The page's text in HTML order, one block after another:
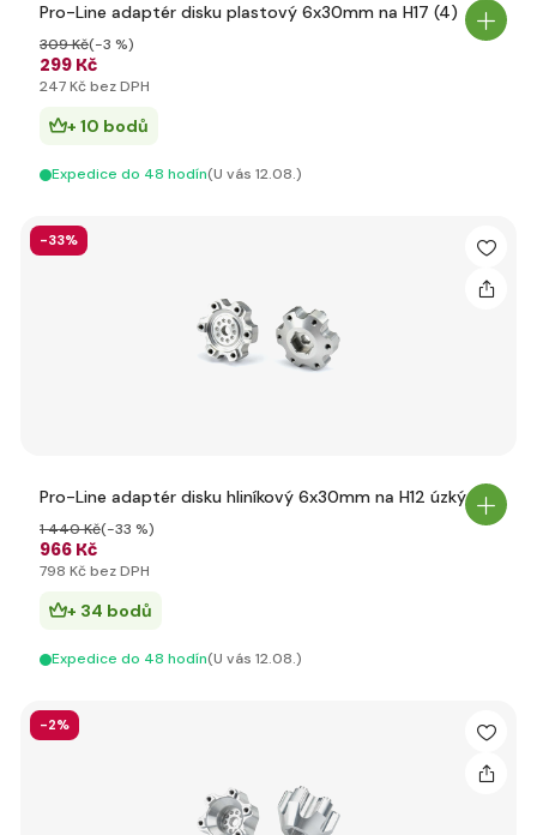
Pro-Line adaptér disku plastový 6x30mm na H17 (4)
299 Kč
309 Kč(-3 %)
247 Kč bez DPH
+ 10 bodů
Expedice do 48 hodín(U vás 12.08.)
-33%
Pro-Line adaptér disku hliníkový 6x30mm na H12 úzký (2)
966 Kč
1 440 Kč(-33 %)
798 Kč bez DPH
+ 34 bodů
Expedice do 48 hodín(U vás 12.08.)
-2%